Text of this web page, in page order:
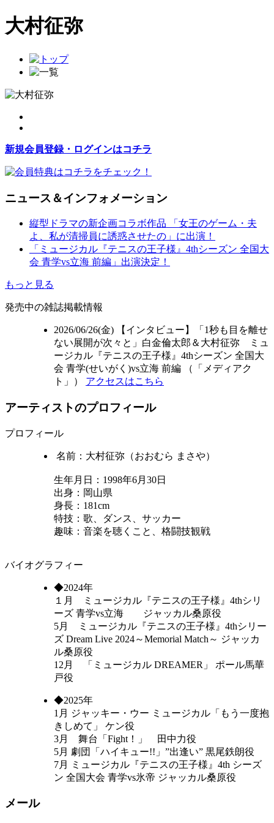
大村征弥
新規会員登録・ログインはコチラ
ニュース＆インフォメーション
縦型ドラマの新企画コラボ作品 「女王のゲーム・夫
よ、私が清掃員に誘惑させたの」に出演！
「ミュージカル『テニスの王子様』4thシーズン 全国大
会 青学vs立海 前編」出演決定！
もっと見る
発売中の雑誌掲載情報
2026/06/26(金) 【インタビュー】「1秒も目を離せ
ない展開が次々と」白金倫太郎＆大村征弥 ミュ
ージカル『テニスの王子様』4thシーズン 全国大
会 青学(せいがく)vs立海 前編 （
「メディアク
ト」
） アクセスはこちら
アーティストのプロフィール
プロフィール
名前：大村征弥（おおむら まさや）
生年月日：1998年6月30日
出身：岡山県
身長：181cm
特技：歌、ダンス、サッカー
趣味：音楽を聴くこと、格闘技観戦
バイオグラフィー
◆2024年
１月 ミュージカル『テニスの王子様』4thシリ
ーズ 青学vs立海 ジャッカル桑原役
5月 ミュージカル『テニスの王子様』4thシリー
ズ Dream Live 2024～Memorial Match～ ジャッカ
ル桑原役
12月 「ミュージカル DREAMER」 ポール馬華
戸役
◆2025年
1月 ジャッキー・ウー ミュージカル「もう一度抱
きしめて」 ケン役
3月 舞台「Fight！」 田中力役
5月 劇団「ハイキュー!!」”出逢い” 黒尾鉄朗役
7月 ミュージカル『テニスの王子様』4th シーズ
ン 全国大会 青学vs氷帝 ジャッカル桑原役
メール